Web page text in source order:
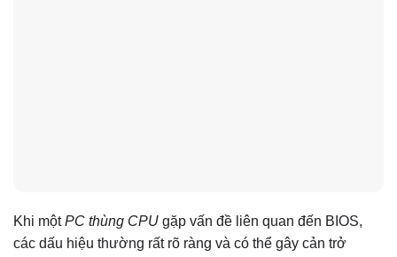
Khi mộtPC thùng CPU gặp vấn đề liên quan đến BIOS,
các dấu hiệu thường rất rõ ràng và có thể gây cản trở